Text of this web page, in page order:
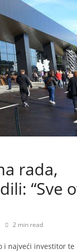
rada,
“Sve
2 min read
i najveći investitor te